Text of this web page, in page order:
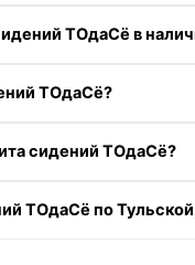
ТОдаСё в
ТОдаСё?
сидений ТОдаСё?
и
ТОдаСё по